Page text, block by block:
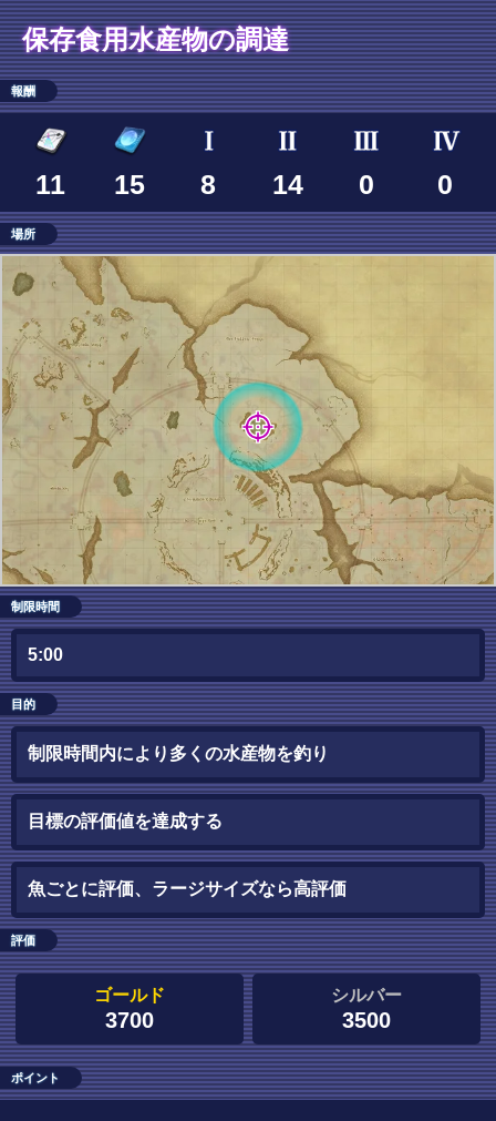
保存食用水産物の調達
報酬
11 15 8 14 0 0
場所
制限時間
5:00
目的
制限時間内により多くの水産物を釣り
目標の評価値を達成する
魚ごとに評価、ラージサイズなら高評価
評価
ゴールド
3700
シルバー
3500
ポイント